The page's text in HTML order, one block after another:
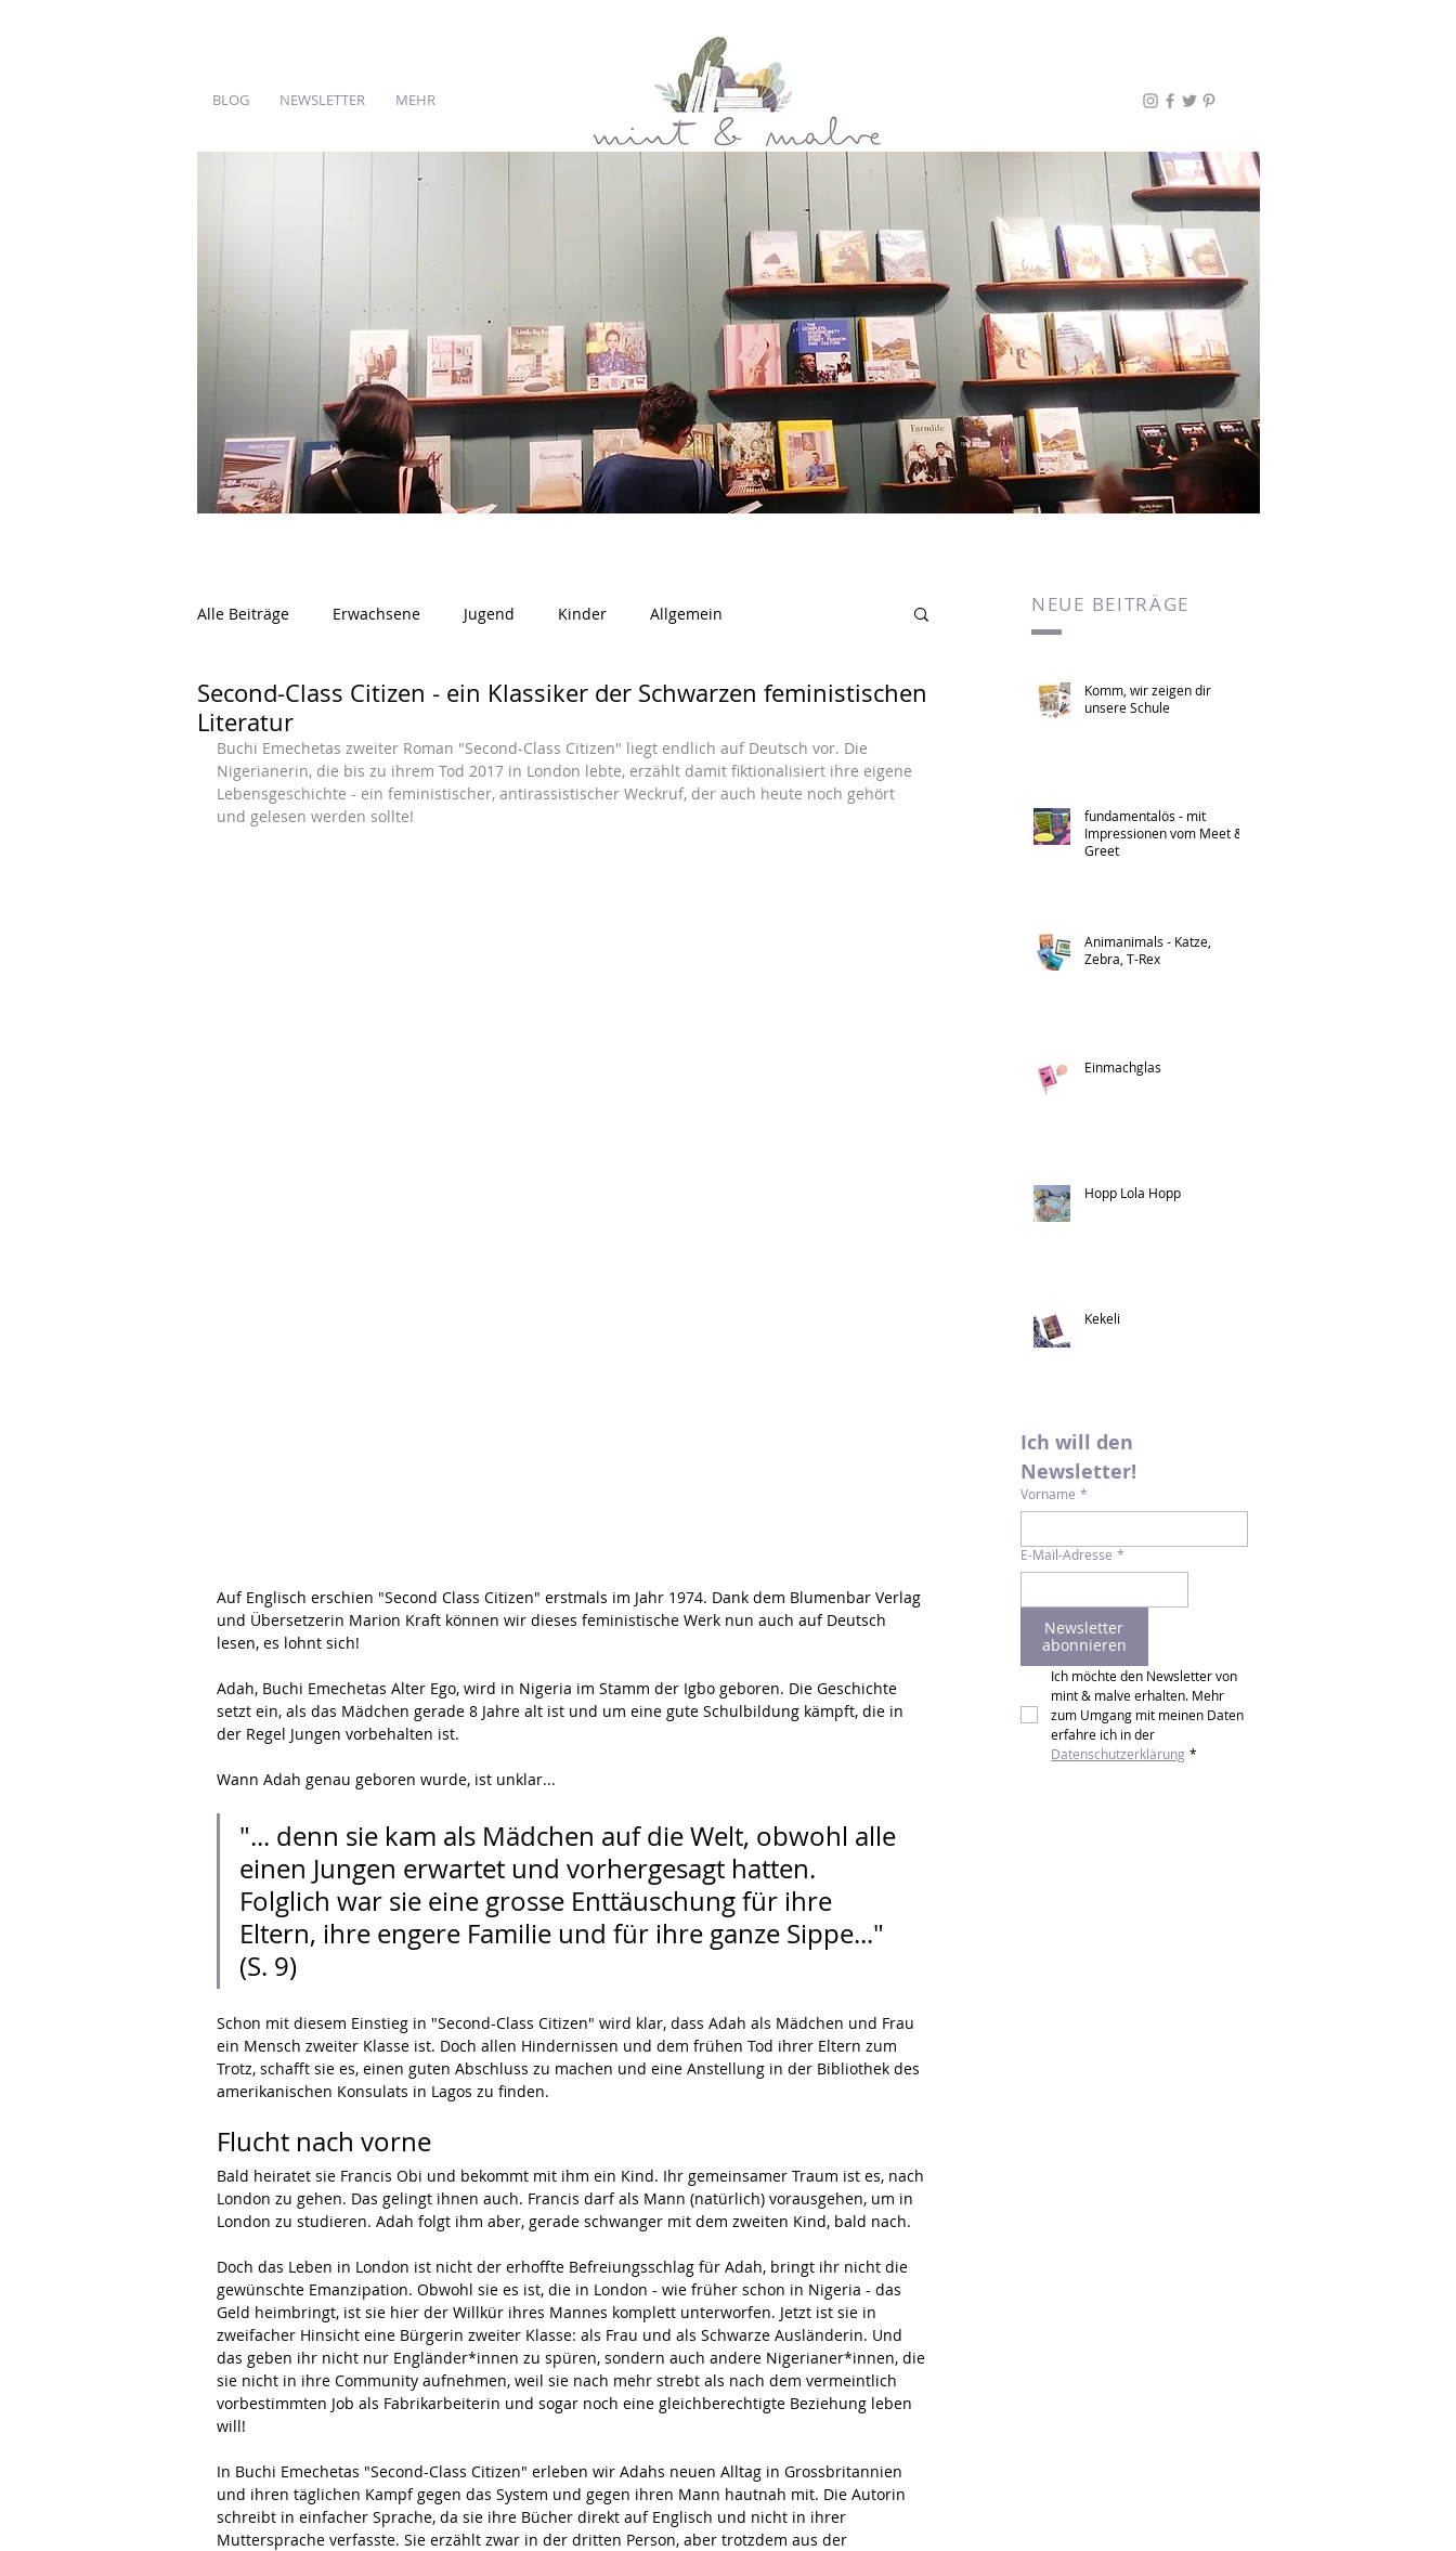
BLOG NEWSLETTER MEHR
Alle Beiträge Erwachsene Jugend Kinder Allgemein
Second-Class Citizen - ein Klassiker der Schwarzen feministischen
Literatur
Buchi Emechetas zweiter Roman "Second-Class Citizen" liegt endlich auf Deutsch vor. Die
Nigerianerin, die bis zu ihrem Tod 2017 in London lebte, erzählt damit fiktionalisiert ihre eigene
Lebensgeschichte - ein feministischer, antirassistischer Weckruf, der auch heute noch gehört
und gelesen werden sollte!
Auf Englisch erschien "Second Class Citizen" erstmals im Jahr 1974. Dank dem Blumenbar Verlag
und Übersetzerin Marion Kraft können wir dieses feministische Werk nun auch auf Deutsch
lesen, es lohnt sich!
Adah, Buchi Emechetas Alter Ego, wird in Nigeria im Stamm der Igbo geboren. Die Geschichte
setzt ein, als das Mädchen gerade 8 Jahre alt ist und um eine gute Schulbildung kämpft, die in
der Regel Jungen vorbehalten ist.
Wann Adah genau geboren wurde, ist unklar...
"... denn sie kam als Mädchen auf die Welt, obwohl alle
einen Jungen erwartet und vorhergesagt hatten.
Folglich war sie eine grosse Enttäuschung für ihre
Eltern, ihre engere Familie und für ihre ganze Sippe..."
(S. 9)
Schon mit diesem Einstieg in "Second-Class Citizen" wird klar, dass Adah als Mädchen und Frau
ein Mensch zweiter Klasse ist. Doch allen Hindernissen und dem frühen Tod ihrer Eltern zum
Trotz, schafft sie es, einen guten Abschluss zu machen und eine Anstellung in der Bibliothek des
amerikanischen Konsulats in Lagos zu finden.
Flucht nach vorne
Bald heiratet sie Francis Obi und bekommt mit ihm ein Kind. Ihr gemeinsamer Traum ist es, nach
London zu gehen. Das gelingt ihnen auch. Francis darf als Mann (natürlich) vorausgehen, um in
London zu studieren. Adah folgt ihm aber, gerade schwanger mit dem zweiten Kind, bald nach.
Doch das Leben in London ist nicht der erhoffte Befreiungsschlag für Adah, bringt ihr nicht die
gewünschte Emanzipation. Obwohl sie es ist, die in London - wie früher schon in Nigeria - das
Geld heimbringt, ist sie hier der Willkür ihres Mannes komplett unterworfen. Jetzt ist sie in
zweifacher Hinsicht eine Bürgerin zweiter Klasse: als Frau und als Schwarze Ausländerin. Und
das geben ihr nicht nur Engländer*innen zu spüren, sondern auch andere Nigerianer*innen, die
sie nicht in ihre Community aufnehmen, weil sie nach mehr strebt als nach dem vermeintlich
vorbestimmten Job als Fabrikarbeiterin und sogar noch eine gleichberechtigte Beziehung leben
will!
In Buchi Emechetas "Second-Class Citizen" erleben wir Adahs neuen Alltag in Grossbritannien
und ihren täglichen Kampf gegen das System und gegen ihren Mann hautnah mit. Die Autorin
schreibt in einfacher Sprache, da sie ihre Bücher direkt auf Englisch und nicht in ihrer
Muttersprache verfasste. Sie erzählt zwar in der dritten Person, aber trotzdem aus der
NEUE BEITRÄGE
Komm, wir zeigen dir
unsere Schule
fundamentalös - mit
Impressionen vom Meet &
Greet
Animanimals - Katze,
Zebra, T-Rex
Einmachglas
Hopp Lola Hopp
Kekeli
Ich will den
Newsletter!
Vorname *
E-Mail-Adresse *
Newsletter
abonnieren
Ich möchte den Newsletter von
mint & malve erhalten. Mehr
zum Umgang mit meinen Daten
Datenschutzerklärung *